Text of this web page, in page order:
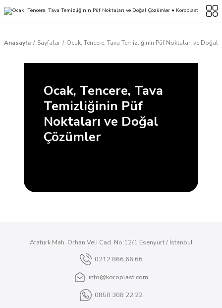
Anasayfa Sayfalar Ocak, Tencere, Tava Temizliğinin Püf Noktaları ve Doğal
Ocak, Tencere, Tava
Temizliğinin Püf
Noktaları ve Doğal
Çözümler
Atatürk Mah. Orhan Veli Cad. No:12/1 Esenyurt / İstanbul
0212 866 66 66
info@koroplast.com
0850 308 22 22